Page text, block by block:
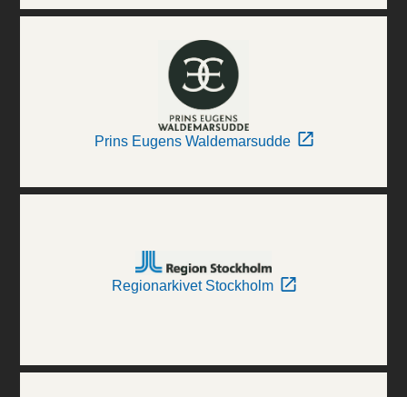
Prins Eugens Waldemarsudde
Regionarkivet Stockholm